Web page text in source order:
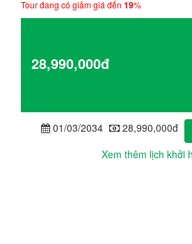
Tour đang có giảm giá đến 19%
28,990,000đ
01/03/2034 28,990,000đ
Xem thêm lịch khởi